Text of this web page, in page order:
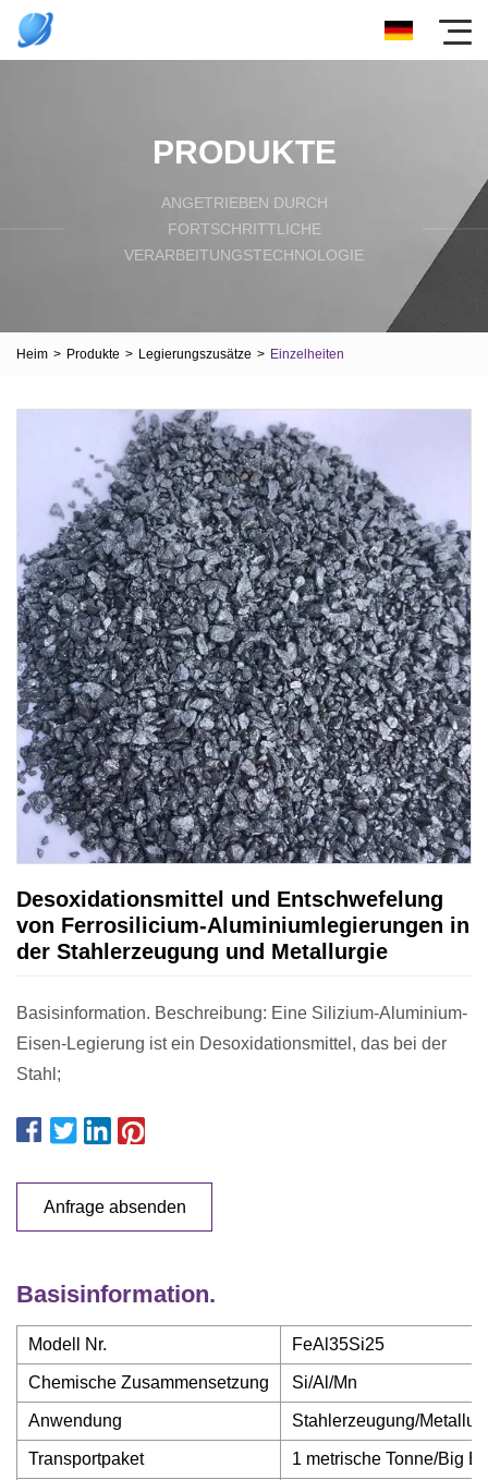
PRODUKTE
ANGETRIEBEN DURCH
FORTSCHRITTLICHE
VERARBEITUNGSTECHNOLOGIE
Heim > Produkte > Legierungszusätze > Einzelheiten
Desoxidationsmittel und Entschwefelung
von Ferrosilicium-Aluminiumlegierungen in
der Stahlerzeugung und Metallurgie
Basisinformation. Beschreibung: Eine Silizium-Aluminium-
Eisen-Legierung ist ein Desoxidationsmittel, das bei der
Stahl;
Anfrage absenden
Basisinformation.
Modell Nr. FeAl35Si25
Chemische Zusammensetzung Si/Al/Mn
Anwendung Stahlerzeugung/
Transportpaket 1 metrische Tonne/Big